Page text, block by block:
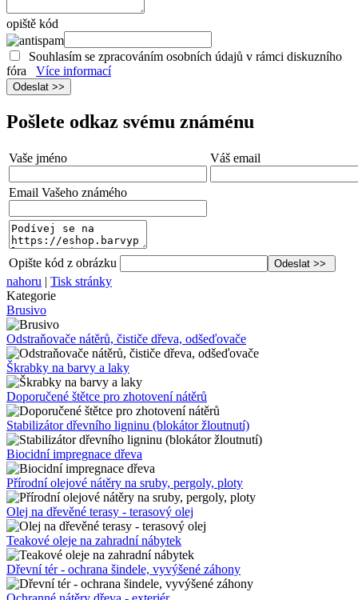
opiště kód
Souhlasím se zpracováním osobních údajů v rámci diskuzního
fóra
Více informací
Pošlete odkaz svému známénu
Vaše jméno Váš email
Email Vašeho známého
Opište kód z obrázku
nahoru | Tisk stránky
Kategorie
Brusivo
Odstraňovače nátěrů, čističe dřeva, odšeďovače
Škrabky na barvy a laky
Doporučené štětce pro zhotovení nátěrů
Stabilizátor dřevního ligninu (blokátor žloutnutí)
Biocidní impregnace dřeva
Přírodní olejové nátěry na sruby, pergoly, ploty
Olej na dřevěné terasy - terasový olej
Teakové oleje na zahradní nábytek
Dřevní tér - ochrana šindele, vyvýšené záhony